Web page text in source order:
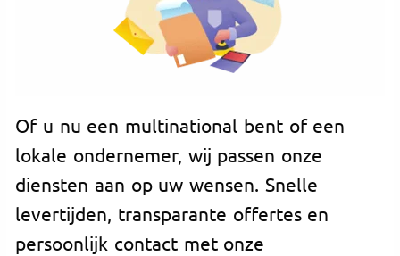
Of u nu een multinational bent of een
lokale ondernemer, wij passen onze
diensten aan op uw wensen. Snelle
levertijden, transparante offertes en
persoonlijk contact met onze